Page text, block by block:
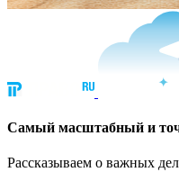
Cамый масштабный и
Рассказываем о важных